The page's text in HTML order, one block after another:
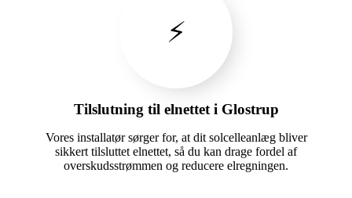
⚡
Tilslutning til elnettet i Glostrup
Vores installatør sørger for, at dit solcelleanlæg bliver
sikkert tilsluttet elnettet, så du kan drage fordel af
overskudsstrømmen og reducere elregningen.